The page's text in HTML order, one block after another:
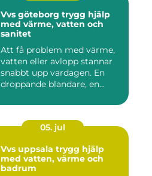
Vvs göteborg trygg hjälp
med värme, vatten och
sanitet
Att få problem med värme,
vatten eller avlopp stannar
snabbt upp vardagen. En
droppande blandare, en...
05. jul
Vvs uppsala trygg hjälp
med vatten, värme och
badrum